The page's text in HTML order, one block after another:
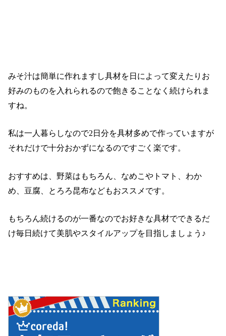
みそ汁は簡単に作れますし具材を日によって変えたりお
好みのものを入れられるので飽きることなく続けられま
すね。
私は一人暮らしなので2 日分を具材多めで作っていますが
それだけで十分おかずになるのですごく楽です。
おすすめは、野菜はもちろん、なめこやトマト、わか
め、豆腐、とろろ昆布などもおススメです。
もちろん続けるのが一番なのでお好きな具材でできるだ
け毎日続けて美肌やスタイルアップを目指しましょう♪